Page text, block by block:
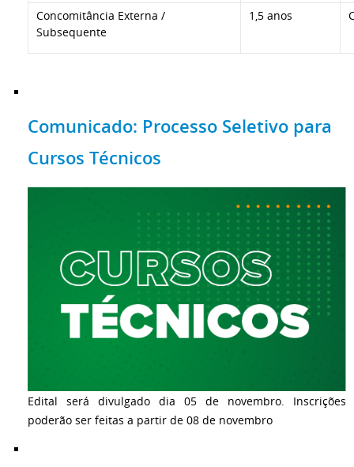
Concomitância Externa /
Subsequente
1,5 anos
Comunicado: Processo Seletivo para
Cursos Técnicos
Edital será divulgado dia 05 de novembro. Inscrições
poderão ser feitas a partir de 08 de novembro